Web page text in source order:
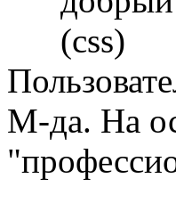
(css)
М-да. На